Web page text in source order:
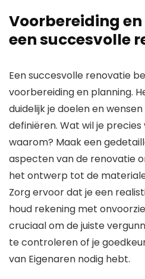
Voorbereiding
een succesvolle
Een succesvolle renovatie
voorbereiding en planning.
duidelijk je doelen en
definiëren. Wat wil je
waarom? Maak een
aspecten van de renovatie
het ontwerp tot de
Zorg ervoor dat je een
houd rekening met
cruciaal om de juiste
te controleren of je
van Eigenaren nodig hebt.